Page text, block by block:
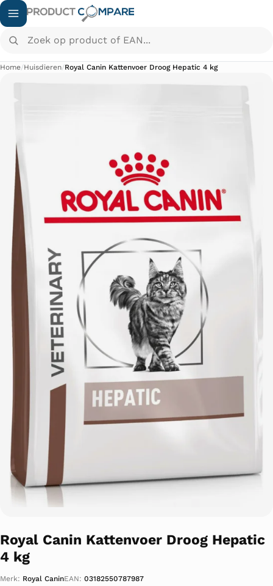
Home/Huisdieren/Royal Canin Kattenvoer Droog Hepatic 4 kg
Royal Canin Kattenvoer Droog Hepatic
4 kg
Merk: Royal CaninEAN: 03182550787987